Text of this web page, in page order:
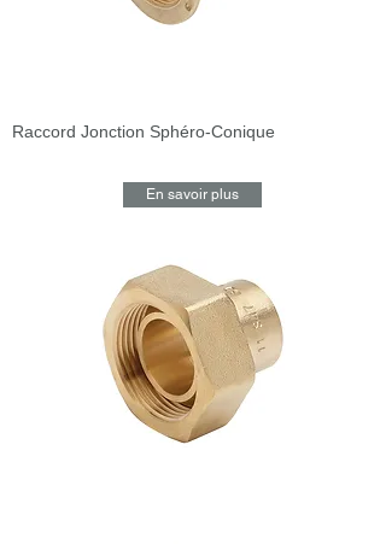
Raccord Jonction Sphéro-Conique
En savoir plus